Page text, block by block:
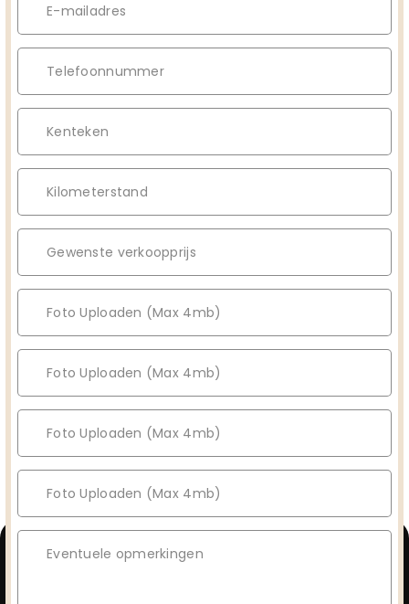
Foto Uploaden (Max 4mb)
Foto Uploaden (Max 4mb)
Foto Uploaden (Max 4mb)
Foto Uploaden (Max 4mb)